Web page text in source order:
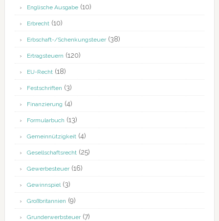
Englische Ausgabe(10)
Erbrecht(10)
Erbschaft-/Schenkungsteuer(38)
Ertragsteuern (120)
EU-Recht(18)
Festschriften (3)
Finanzierung (4)
Formularbuch (13)
Gemeinnützigkeit(4)
Gesellschaftsrecht(25)
Gewerbesteuer(16)
Gewinnspiel(3)
Großbritannien (9)
Grunderwerbsteuer(7)